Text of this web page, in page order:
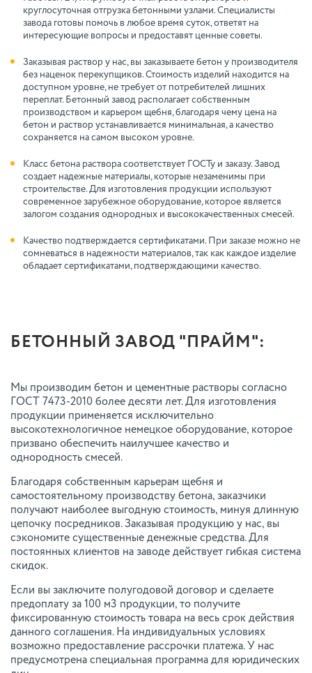
круглосуточная отгрузка бетонными узлами. Специалисты
завода готовы помочь в любое время суток, ответят на
интересующие вопросы и предоставят ценные советы.
Заказывая раствор у нас, вы заказываете бетон у производителя
без наценок перекупщиков. Стоимость изделий находится на
доступном уровне, не требует от потребителей лишних
переплат. Бетонный завод располагает собственным
производством и карьером щебня, благодаря чему цена на
бетон и раствор устанавливается минимальная, а качество
сохраняется на самом высоком уровне.
Класс бетона раствора соответствует ГОСТу и заказу. Завод
создает надежные материалы, которые незаменимы при
строительстве. Для изготовления продукции используют
современное зарубежное оборудование, которое является
залогом создания однородных и высококачественных смесей.
Качество подтверждается сертификатами. При заказе можно не
сомневаться в надежности материалов, так как каждое изделие
обладает сертификатами, подтверждающими качество.
БЕТОННЫЙ ЗАВОД "ПРАЙМ":
Мы производим бетон и цементные растворы согласно
ГОСТ 7473-2010 более десяти лет. Для изготовления
продукции применяется исключительно
высокотехнологичное немецкое оборудование, которое
призвано обеспечить наилучшее качество и
однородность смесей.
Благодаря собственным карьерам щебня и
самостоятельному производству бетона, заказчики
получают наиболее выгодную стоимость, минуя длинную
цепочку посредников. Заказывая продукцию у нас, вы
сэкономите существенные денежные средства. Для
постоянных клиентов на заводе действует гибкая система
скидок.
Если вы заключите полугодовой договор и сделаете
предоплату за 100 м3 продукции, то получите
фиксированную стоимость товара на весь срок действия
данного соглашения. На индивидуальных условиях
возможно предоставление рассрочки платежа. У нас
предусмотрена специальная программа для юридических